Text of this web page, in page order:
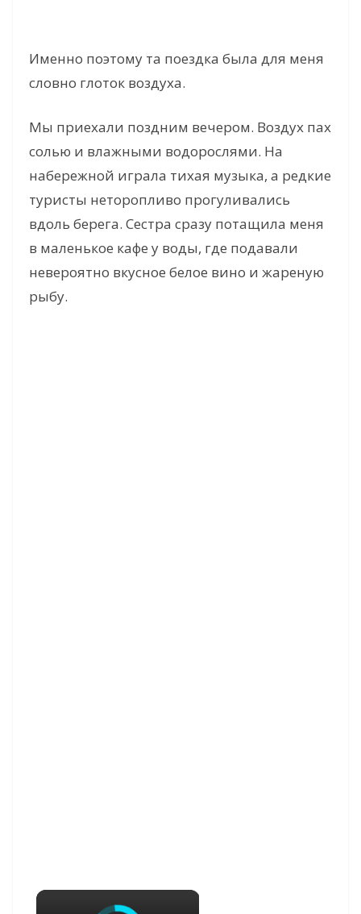
Именно поэтому та поездка была для меня
словно глоток воздуха.
Мы приехали поздним вечером. Воздух пах
солью и влажными водорослями. На
набережной играла тихая музыка, а редкие
туристы неторопливо прогуливались
вдоль берега. Сестра сразу потащила меня
в маленькое кафе у воды, где подавали
невероятно вкусное белое вино и жареную
рыбу.
×